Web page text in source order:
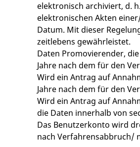
elektronisch archiviert, d.
elektronischen Akten
Datum. Mit dieser
zeitlebens gewährleistet.
Daten Promovierender,
Jahre nach dem für den
Wird ein Antrag auf
Jahre nach dem für den
Wird ein Antrag auf
die Daten innerhalb von
Das Benutzerkonto wird
nach Verfahrensabbruch/